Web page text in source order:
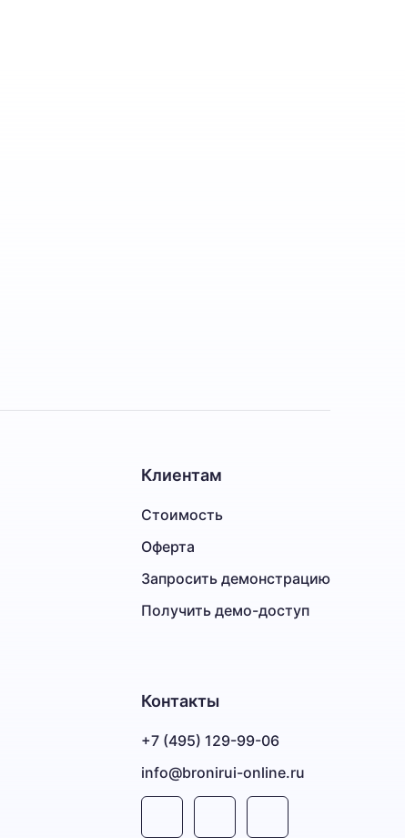
Клиентам
Стоимость
Оферта
Запросить демонстрацию
Получить демо-доступ
Контакты
+7 (495) 129-99-06
info@bronirui-online.ru